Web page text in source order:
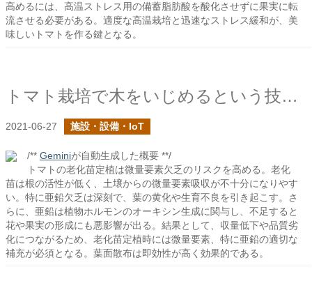
高めるには、高温ストレス用の備蓄脂肪酸を酸化させずに果実に転
流させる必要がある。適度な高温栽培と迅速なストレス緩和が、美
味しいトマトを作る鍵となる。
トマト栽培で木をいじめるという技術を整理する
2021-06-27 施設・設備・IoT
/** Geminiが自動生成した概要 **/
トマトの老化苗定植は微量要素欠乏のリスクを高める。老化
苗は根の活性が低く、土壌からの微量要素吸収が不十分になりやす
い。特に亜鉛欠乏は深刻で、葉の黄化や生育不良を引き起こす。さ
らに、亜鉛は植物ホルモンのオーキシン生成に関与し、不足すると
花や果実の形成にも悪影響が出る。結果として、収量低下や品質劣
化につながるため、老化苗定植時には微量要素、特に亜鉛の適切な
補充が必須となる。葉面散布は即効性が高く効果的である。